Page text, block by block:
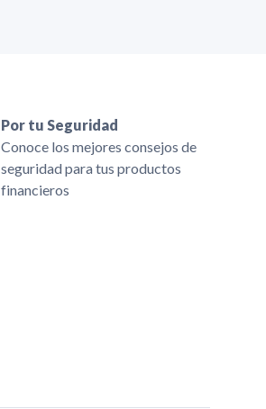
Por tu Seguridad
Conoce los mejores consejos de
seguridad para tus productos
financieros